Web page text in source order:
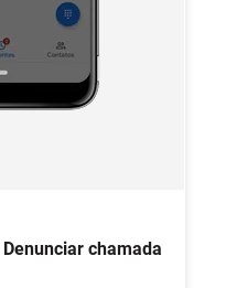
Denunciar chamada